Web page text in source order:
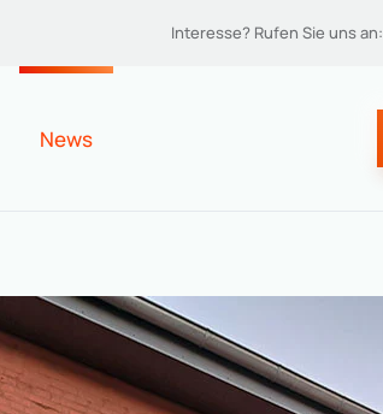
Interesse? Rufen Sie uns an:
News